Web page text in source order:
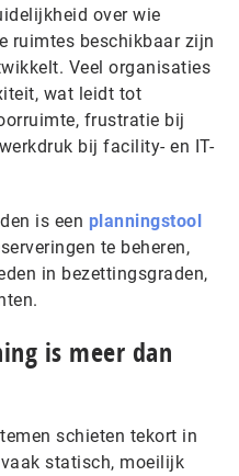
over wie
ruimtes beschikbaar zijn
Veel organisaties
wat leidt tot
frustratie bij
bij facility- en IT-
is een planningstool
te beheren,
in bezettingsgraden,
is meer dan
schieten tekort in
statisch, moeilijk